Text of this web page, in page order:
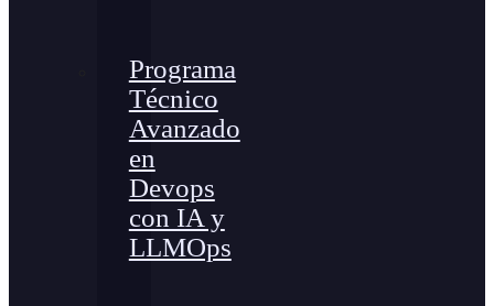
Programa
Técnico
Avanzado
en
Devops
con IA y
LLMOps